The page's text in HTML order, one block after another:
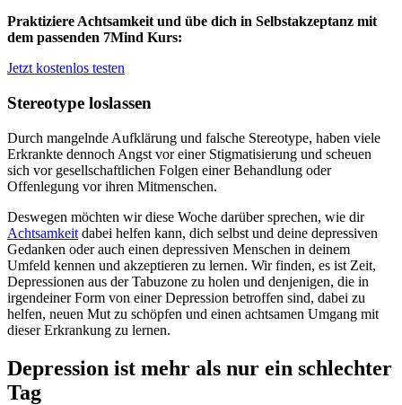
Praktiziere Achtsamkeit und übe dich in Selbstakzeptanz mit
dem passenden 7Mind Kurs:
Jetzt kostenlos testen
Stereotype loslassen
Durch mangelnde Aufklärung und falsche Stereotype, haben viele
Erkrankte dennoch Angst vor einer Stigmatisierung und scheuen
sich vor gesellschaftlichen Folgen einer Behandlung oder
Offenlegung vor ihren Mitmenschen.
Deswegen möchten wir diese Woche darüber sprechen, wie dir
Achtsamkeit dabei helfen kann, dich selbst und deine depressiven
Gedanken oder auch einen depressiven Menschen in deinem
Umfeld kennen und akzeptieren zu lernen. Wir finden, es ist Zeit,
Depressionen aus der Tabuzone zu holen und denjenigen, die in
irgendeiner Form von einer Depression betroffen sind, dabei zu
helfen, neuen Mut zu schöpfen und einen achtsamen Umgang mit
dieser Erkrankung zu lernen.
Depression ist mehr als nur ein schlechter
Tag